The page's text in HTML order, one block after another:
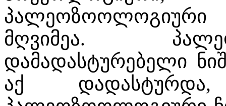
მღვიმეა.
დამადასტურებელი
აქ